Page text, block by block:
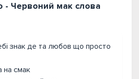
- Червоний мак слова
знак де та любов що просто
на смак